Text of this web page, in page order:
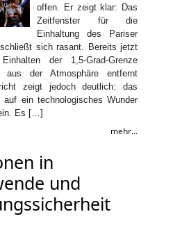
offen. Er zeigt klar: Das
Zeitfenster für die
Einhaltung des Pariser
sich rasant. Bereits jetzt
der 1,5-Grad-Grenze
aus der Atmosphäre entfernt
zeigt jedoch deutlich: das
auf ein technologisches Wunder
Es […]
mehr...
in
und